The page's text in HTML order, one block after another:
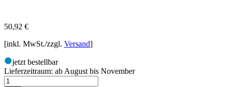
50,92 €
[inkl. MwSt./zzgl. Versand]
jetzt bestellbar
Lieferzeitraum: ab August bis November